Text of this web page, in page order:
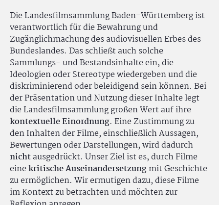
Die Landesfilmsammlung Baden-Württemberg ist
verantwortlich für die Bewahrung und
Zugänglichmachung des audiovisuellen Erbes des
Bundeslandes. Das schließt auch solche
Sammlungs- und Bestandsinhalte ein, die
Ideologien oder Stereotype wiedergeben und die
diskriminierend oder beleidigend sein können. Bei
der Präsentation und Nutzung dieser Inhalte legt
die Landesfilmsammlung großen Wert auf ihre
kontextuelle Einordnung. Eine Zustimmung zu
den Inhalten der Filme, einschließlich Aussagen,
Bewertungen oder Darstellungen, wird dadurch
nichtausgedrückt. Unser Ziel ist es, durch Filme
einekritische Auseinandersetzungmit Geschichte
zu ermöglichen. Wir ermutigen dazu, diese Filme
im Kontext zu betrachten und möchten zur